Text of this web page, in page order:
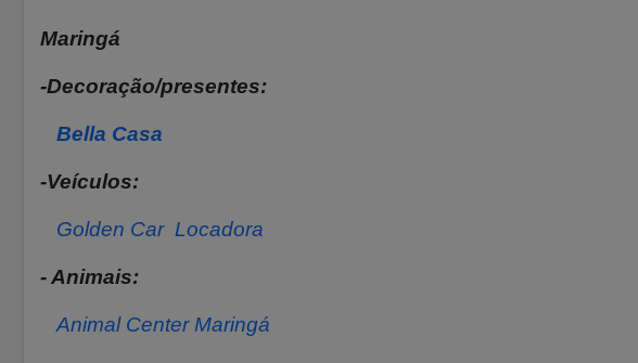
Maringá
-Decoração/presentes:
Bella Casa
-Veículos:
Golden Car Locadora
- Animais:
Animal Center Maringá